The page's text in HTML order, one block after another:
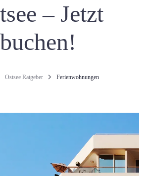
– Jetzt
buchen!
Ostsee Ratgeber Ferienwohnungen